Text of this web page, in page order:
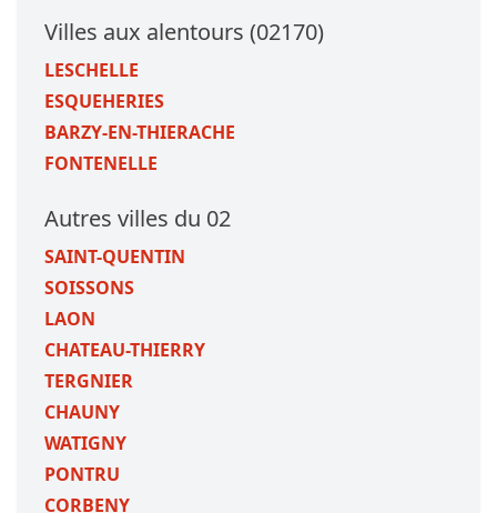
Villes aux alentours (02170)
LESCHELLE
ESQUEHERIES
BARZY-EN-THIERACHE
FONTENELLE
Autres villes du 02
SAINT-QUENTIN
SOISSONS
LAON
CHATEAU-THIERRY
TERGNIER
CHAUNY
WATIGNY
PONTRU
CORBENY